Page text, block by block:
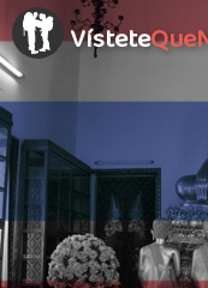
Vístete